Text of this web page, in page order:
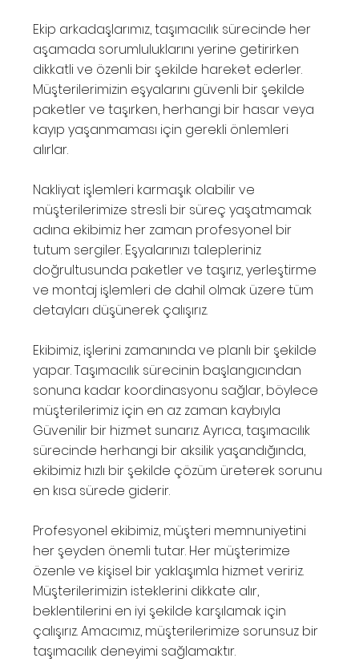
Ekip arkadaşlarımız, taşımacılık sürecinde her
aşamada sorumluluklarını yerine getirirken
dikkatli ve özenli bir şekilde hareket ederler.
Müşterilerimizin eşyalarını güvenli bir şekilde
paketler ve taşırken, herhangi bir hasar veya
kayıp yaşanmaması için gerekli önlemleri
alırlar.
Nakliyat işlemleri karmaşık olabilir ve
müşterilerimize stresli bir süreç yaşatmamak
adına ekibimiz her zaman profesyonel bir
tutum sergiler. Eşyalarınızı talepleriniz
doğrultusunda paketler ve taşırız, yerleştirme
ve montaj işlemleri de dahil olmak üzere tüm
detayları düşünerek çalışırız.
Ekibimiz, işlerini zamanında ve planlı bir şekilde
yapar. Taşımacılık sürecinin başlangıcından
sonuna kadar koordinasyonu sağlar, böylece
müşterilerimiz için en az zaman kaybıyla
Güvenilir bir hizmet sunarız. Ayrıca, taşımacılık
sürecinde herhangi bir aksilik yaşandığında,
ekibimiz hızlı bir şekilde çözüm üreterek sorunu
en kısa sürede giderir.
Profesyonel ekibimiz, müşteri memnuniyetini
her şeyden önemli tutar. Her müşterimize
özenle ve kişisel bir yaklaşımla hizmet veririz.
Müşterilerimizin isteklerini dikkate alır,
beklentilerini en iyi şekilde karşılamak için
çalışırız. Amacımız, müşterilerimize sorunsuz bir
taşımacılık deneyimi sağlamaktır.